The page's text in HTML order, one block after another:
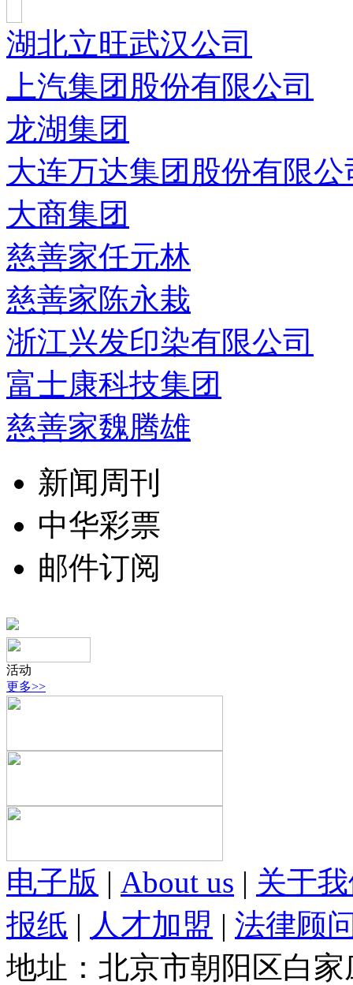
湖北立旺武汉公司
上汽集团股份有限公司
龙湖集团
大连万达集团股份有限公
大商集团
慈善家任元林
慈善家陈永栽
浙江兴发印染有限公司
富士康科技集团
慈善家魏腾雄
新闻周刊
中华彩票
邮件订阅
活动
更多>>
电子版 | About us | 关于
报纸 | 人才加盟 | 法律顾
地址：北京市朝阳区白